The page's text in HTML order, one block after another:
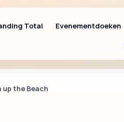
Total Evenementdoeken
up the Beach